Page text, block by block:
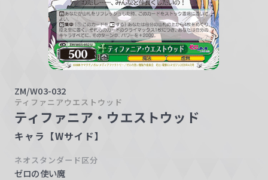
ZM/W03-032
ティファニアウエストウッド
ティファニア・ウエストウッド
キャラ【Wサイド】
ネオスタンダード区分
ゼロの使い魔